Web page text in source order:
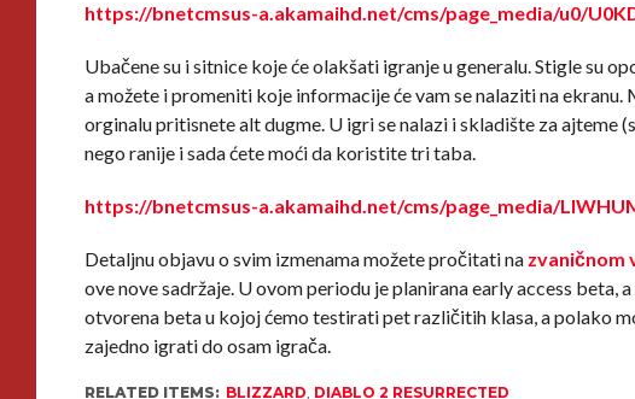
https://bnetcmsus-a.akamaihd.net/cms/page_media/u0/
Ubačene su i sitnice koje će olakšati igranje u generalu. Stigle su
a možete i promeniti koje informacije će vam se nalaziti na
orginalu pritisnete alt dugme. U igri se nalazi i skladište za
nego ranije i sada ćete moći da koristite tri taba.
https://bnetcmsus-a.akamaihd.net/cms/page_media/
Detaljnu objavu o svim izmenama možete pročitati na zvaničnom
ove nove sadržaje. U ovom periodu je planirana early access
otvorena beta u kojoj ćemo testirati pet različitih klasa, a polako
zajedno igrati do osam igrača.
RELATED ITEMS: BLIZZARD, DIABLO 2 RESURRECTED